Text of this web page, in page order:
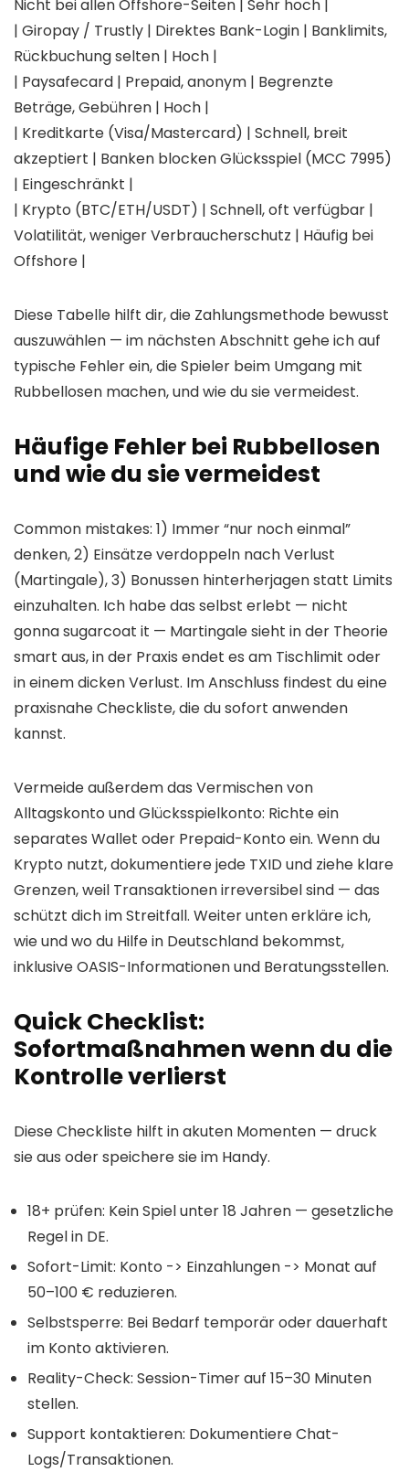
Nicht bei allen Offshore-Seiten | Sehr hoch |
| Giropay / Trustly | Direktes Bank-Login | Banklimits,
Rückbuchung selten | Hoch |
| Paysafecard | Prepaid, anonym | Begrenzte
Beträge, Gebühren | Hoch |
| Kreditkarte (Visa/Mastercard) | Schnell, breit
akzeptiert | Banken blocken Glücksspiel (MCC 7995)
| Eingeschränkt |
| Krypto (BTC/ETH/USDT) | Schnell, oft verfügbar |
Volatilität, weniger Verbraucherschutz | Häufig bei
Offshore |
Diese Tabelle hilft dir, die Zahlungsmethode bewusst
auszuwählen — im nächsten Abschnitt gehe ich auf
typische Fehler ein, die Spieler beim Umgang mit
Rubbellosen machen, und wie du sie vermeidest.
Häufige Fehler bei Rubbellosen
und wie du sie vermeidest
Common mistakes: 1) Immer “nur noch einmal”
denken, 2) Einsätze verdoppeln nach Verlust
(Martingale), 3) Bonussen hinterherjagen statt Limits
einzuhalten. Ich habe das selbst erlebt — nicht
gonna sugarcoat it — Martingale sieht in der Theorie
smart aus, in der Praxis endet es am Tischlimit oder
in einem dicken Verlust. Im Anschluss findest du eine
praxisnahe Checkliste, die du sofort anwenden
kannst.
Vermeide außerdem das Vermischen von
Alltagskonto und Glücksspielkonto: Richte ein
separates Wallet oder Prepaid-Konto ein. Wenn du
Krypto nutzt, dokumentiere jede TXID und ziehe klare
Grenzen, weil Transaktionen irreversibel sind — das
schützt dich im Streitfall. Weiter unten erkläre ich,
wie und wo du Hilfe in Deutschland bekommst,
inklusive OASIS-Informationen und Beratungsstellen.
Quick Checklist:
Sofortmaßnahmen wenn du die
Kontrolle verlierst
Diese Checkliste hilft in akuten Momenten — druck
sie aus oder speichere sie im Handy.
18+ prüfen: Kein Spiel unter 18 Jahren — gesetzliche
Regel in DE.
Sofort-Limit: Konto -> Einzahlungen -> Monat auf
50–100 € reduzieren.
Selbstsperre: Bei Bedarf temporär oder dauerhaft
im Konto aktivieren.
Reality-Check: Session-Timer auf 15–30 Minuten
stellen.
Support kontaktieren: Dokumentiere Chat-
Logs/Transaktionen.